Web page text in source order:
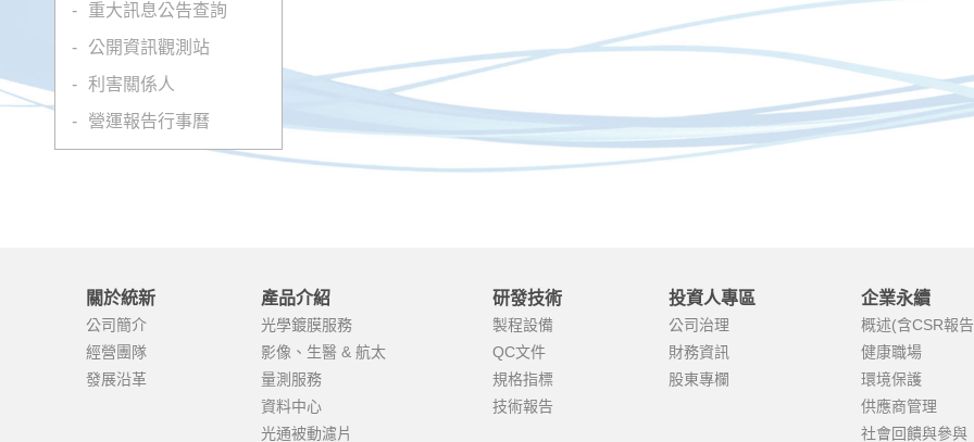
重大訊息公告查詢
公開資訊觀測站
利害關係人
營運報告行事曆
關於統新
公司簡介
經營團隊
發展沿革
產品介紹
光學鍍膜服務
影像、生醫 & 航太
量測服務
資料中心
光通被動濾片
研發技術
製程設備
QC文件
規格指標
技術報告
投資人專區
公司治理
財務資訊
股東專欄
企業永續
概述(含CSR報
健康職場
環境保護
供應商管理
社會回饋與參與